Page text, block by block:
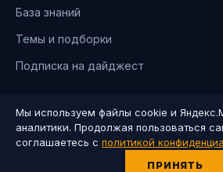
База знаний
Темы и подборки
Подписка на дайджест
ПРАВОВОЕ
Политика конфиденциальности
Согласие на обработку ПД
Мы используем файлы cookie и
аналитики. Продолжая пользоваться
соглашаетесь с политикой
ПРИНЯТЬ